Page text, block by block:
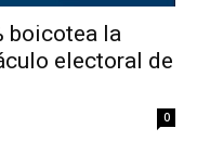
boicotea la
electoral de
0